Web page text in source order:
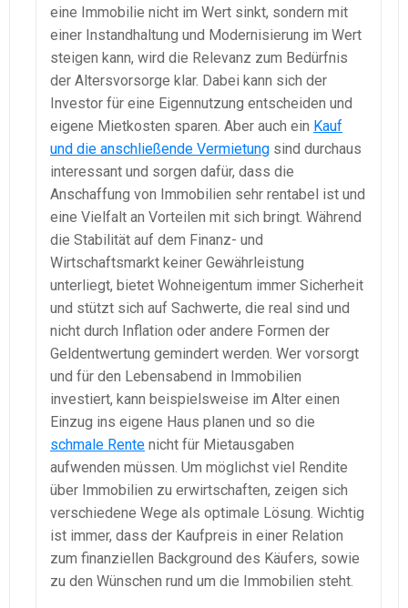
eine Immobilie nicht im Wert sinkt, sondern mit
einer Instandhaltung und Modernisierung im Wert
steigen kann, wird die Relevanz zum Bedürfnis
der Altersvorsorge klar. Dabei kann sich der
Investor für eine Eigennutzung entscheiden und
eigene Mietkosten sparen. Aber auch ein Kauf
und die anschließende Vermietung sind durchaus
interessant und sorgen dafür, dass die
Anschaffung von Immobilien sehr rentabel ist und
eine Vielfalt an Vorteilen mit sich bringt. Während
die Stabilität auf dem Finanz- und
Wirtschaftsmarkt keiner Gewährleistung
unterliegt, bietet Wohneigentum immer Sicherheit
und stützt sich auf Sachwerte, die real sind und
nicht durch Inflation oder andere Formen der
Geldentwertung gemindert werden. Wer vorsorgt
und für den Lebensabend in Immobilien
investiert, kann beispielsweise im Alter einen
Einzug ins eigene Haus planen und so die
schmale Rente nicht für Mietausgaben
aufwenden müssen. Um möglichst viel Rendite
über Immobilien zu erwirtschaften, zeigen sich
verschiedene Wege als optimale Lösung. Wichtig
ist immer, dass der Kaufpreis in einer Relation
zum finanziellen Background des Käufers, sowie
zu den Wünschen rund um die Immobilien steht.